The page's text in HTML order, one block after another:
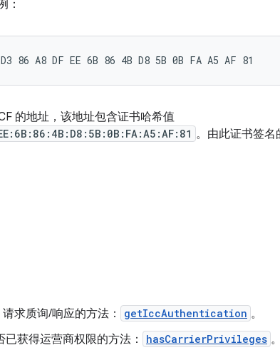
：
的地址，该地址包含证书哈希值
。由此证书签
求质询/响应的方法： getIccAuthentication 。
获得运营商权限的方法：
hasCarrierPrivileges 。